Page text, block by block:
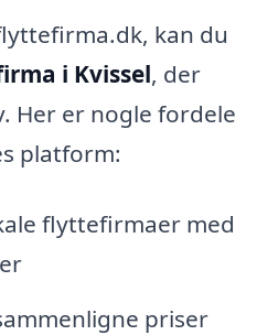
kan du
i Kvissel, der
Her er nogle fordele
platform:
flyttefirmaer med
priser